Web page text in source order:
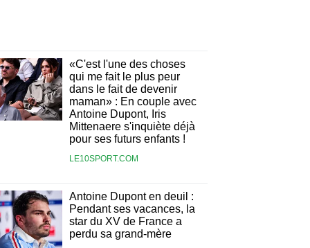
«C'est l'une des choses
qui me fait le plus peur
dans le fait de devenir
maman» : En couple avec
Antoine Dupont, Iris
Mittenaere s'inquiète déjà
pour ses futurs enfants !
LE10SPORT.COM
Antoine Dupont en deuil :
Pendant ses vacances, la
star du XV de France a
perdu sa grand-mère